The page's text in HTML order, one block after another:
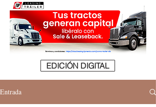
EDICIÓN DIGITAL
Entrada